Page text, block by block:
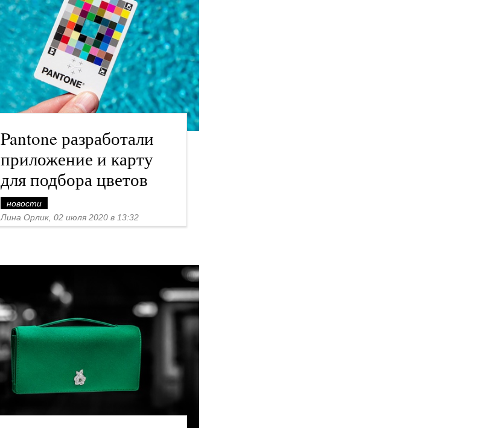
Pantone разработали
приложение и карту
для подбора цветов
новости
Лина Орлик, 02 июля 2020 в 13:32